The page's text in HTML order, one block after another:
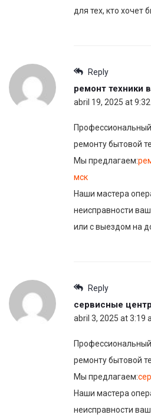
для тех, кто хочет
Reply
ремонт техники
abril 19, 2025 at
ремонту бытовой
Мы предлагаем:
мск
Наши мастера
неисправности
или с выездом на
Reply
сервисные
abril 3, 2025 at 3:19
ремонту бытовой
Мы предлагаем:
Наши мастера
неисправности